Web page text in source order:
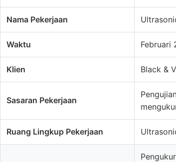
Nama Pekerjaan
Waktu Februari
Klien Black &
Sasaran Pekerjaan
Ruang Lingkup Pekerjaan